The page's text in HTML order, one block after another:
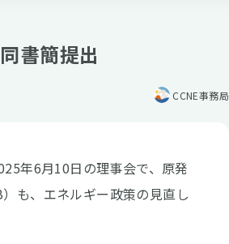
書簡提出
CCNE事務局
年6月10日の理事会で、原発
も、エネルギー政策の見直し